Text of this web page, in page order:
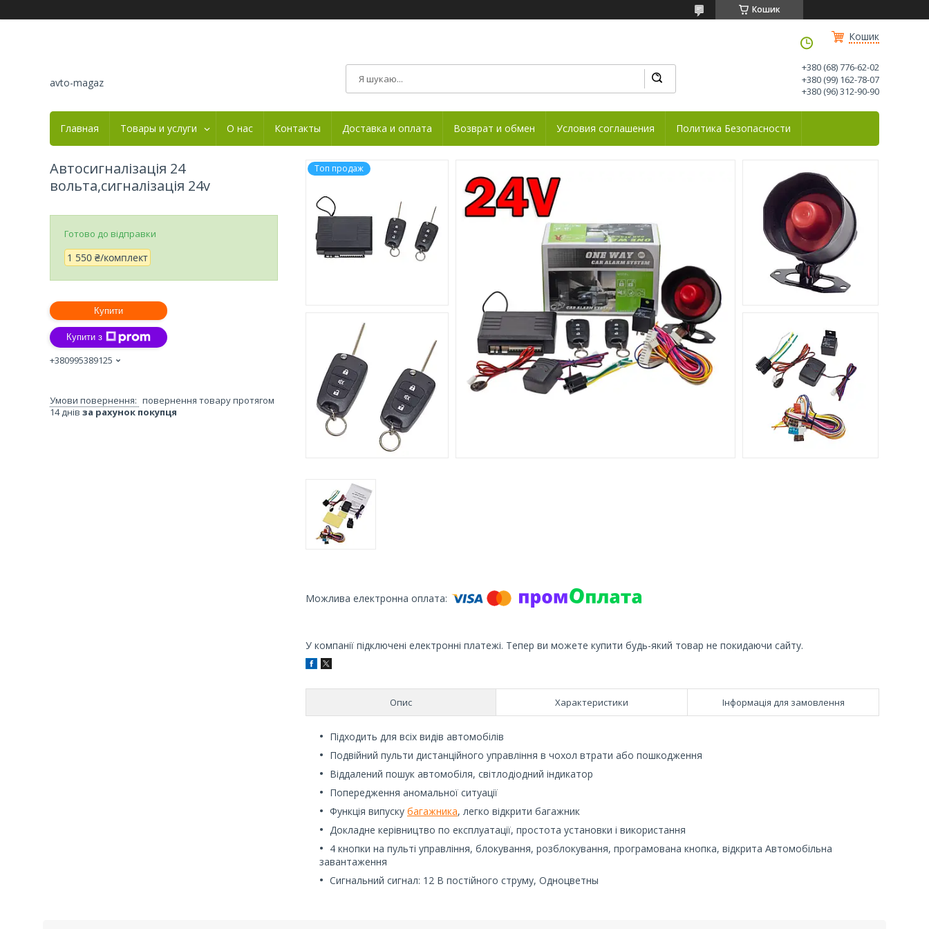
Кошик
Кошик
avto-magaz
+380 (68) 776-62-02
+380 (99) 162-78-07
+380 (96) 312-90-90
Главная Товары и услуги О нас Контакты Доставка и оплата Возврат и обмен Условия соглашения Политика Безопасности
Топ продаж
У компанії підключені електронні платежі. Тепер ви можете купити будь-який товар не покидаючи сайту.
Опис Характеристики Інформація для замовлення
Підходить для всіх видів автомобілів
Подвійний пульти дистанційного управління в чохол втрати або пошкодження
Віддалений пошук автомобіля, світлодіодний індикатор
Попередження аномальної ситуації
Функція випуску багажника, легко відкрити багажник
Докладне керівництво по експлуатації, простота установки і використання
4 кнопки на пульті управління, блокування, розблокування, програмована кнопка, відкрита Автомобільна
завантаження
Сигнальний сигнал: 12 В постійного струму, Одноцветны
Автосигналізація 24
вольта,сигналізація 24v
Готово до відправки
1 550 ₴/комплект
Купити
Купити з
+380995389125
повернення товару протягом
14 днів за рахунок покупця